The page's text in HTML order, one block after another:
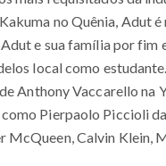
no Quênia, Adut é
e sua família por fim
local como
Anthony Vaccarello na
Pierpaolo Piccioli
McQueen, Calvin Klein,